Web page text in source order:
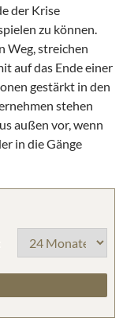
der Krise
zu können.
Weg, streichen
auf das Ende einer
gestärkt in den
stehen
außen vor, wenn
in die Gänge